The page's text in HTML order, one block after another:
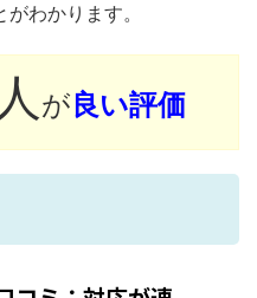
わかります。
が良い評価